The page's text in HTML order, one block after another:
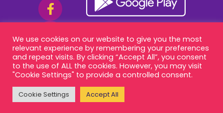
We use cookies on our website to give you the most
relevant experience by remembering your preferences
and repeat visits. By clicking “Accept All”, you consent
to the use of ALL the cookies. However, you may visit
"Cookie Settings" to provide a controlled consent.
Cookie Settings Accept All